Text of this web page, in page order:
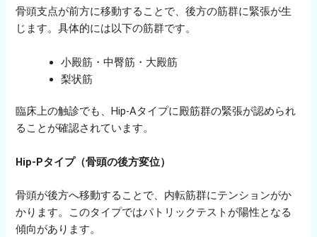
骨頭支点が前方に移動することで、後方の筋群に緊張が生
じます。具体的には以下の筋群です。
小殿筋・中臀筋・大殿筋
梨状筋
臨床上の触診でも、Hip-Aタイプに殿筋群の緊張が認められ
ることが確認されています。
Hip-Pタイプ（骨頭の後方変位）
骨頭が後方へ移動することで、内転筋群にテンションがか
かります。このタイプではパトリックテストが陽性となる
傾向があります。